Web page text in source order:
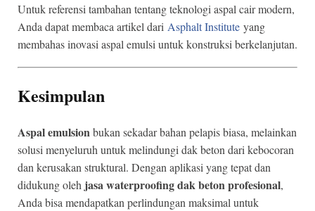
Untuk referensi tambahan tentang teknologi aspal cair modern,
Anda dapat membaca artikel dari Asphalt Institute yang
membahas inovasi aspal emulsi untuk konstruksi berkelanjutan.
Kesimpulan
Aspal emulsionbukan sekadar bahan pelapis biasa, melainkan
solusi menyeluruh untuk melindungi dak beton dari kebocoran
dan kerusakan struktural. Dengan aplikasi yang tepat dan
didukung oleh jasa waterproofing dak beton profesional,
Anda bisa mendapatkan perlindungan maksimal untuk